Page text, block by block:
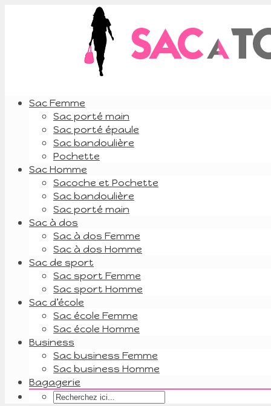
Sac Femme
Sac porté main
Sac porté épaule
Sac bandoulière
Pochette
Sac Homme
Sacoche et Pochette
Sac bandoulière
Sac porté main
Sac à dos
Sac à dos Femme
Sac à dos Homme
Sac de sport
Sac sport Femme
Sac sport Homme
Sac d’école
Sac école Femme
Sac école Homme
Business
Sac business Femme
Sac business Homme
Bagagerie